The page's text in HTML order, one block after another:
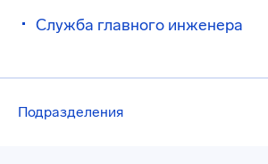
Служба главного инженера
Подразделения